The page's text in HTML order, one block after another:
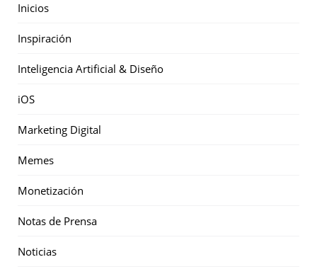
Inicios
Inspiración
Inteligencia Artificial & Diseño
iOS
Marketing Digital
Memes
Monetización
Notas de Prensa
Noticias